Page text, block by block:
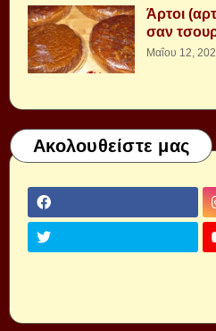
Άρτοι
σαν
Μαΐου 12,
Ακολουθείστε μας